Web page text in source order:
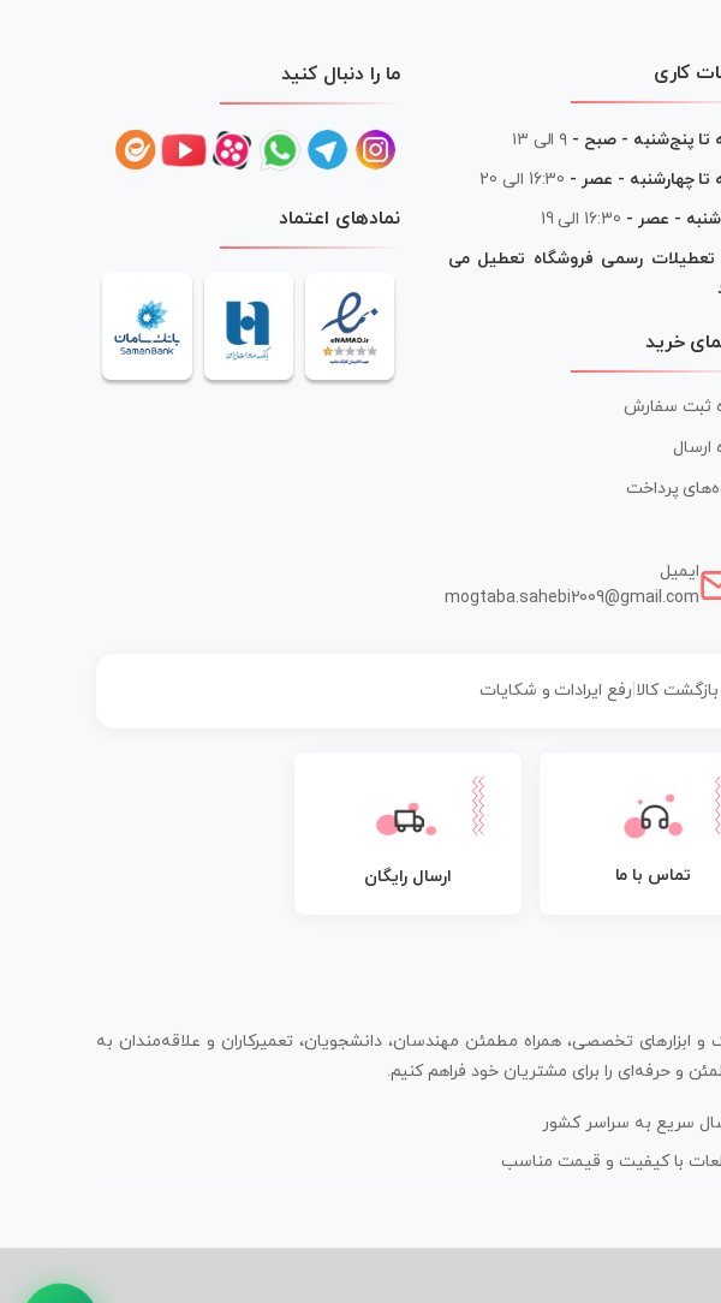
کاری
تا پنج‌شنبه - صبح - ۹ الی ۱۳
تا چهارشنبه - عصر - 16:30 الی 20
- عصر - 16:30 الی 19
تعطیلات رسمی فروشگاه تعطیل می
خرید
ثبت سفارش
ارسال
پرداخت
ما را دنبال کنید
نمادهای اعتماد
ایمیل
mogtaba.sahebi2009@gmail.com
کالا رفع ایرادات و شکایات
تماس با ما ارسال رایگان
و ابزارهای تخصصی، همراه مطمئن مهندسان، دانشجویان، تعمیرکاران و علاقه‌مندان به
و حرفه‌ای را برای مشتریان خود فراهم کنیم.
سریع به سراسر کشور
با کیفیت و قیمت مناسب